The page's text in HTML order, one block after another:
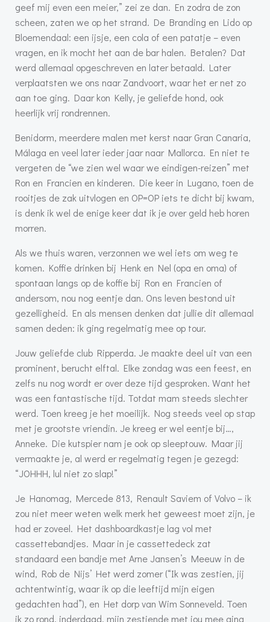
geef mij even een meier,” zei ze dan. En zodra de zon
scheen, zaten we op het strand. De Branding en Lido op
Bloemendaal: een ijsje, een cola of een patatje – even
vragen, en ik mocht het aan de bar halen. Betalen? Dat
werd allemaal opgeschreven en later betaald. Later
verplaatsten we ons naar Zandvoort, waar het er net zo
aan toe ging. Daar kon Kelly, je geliefde hond, ook
heerlijk vrij rondrennen.
Benidorm, meerdere malen met kerst naar Gran Canaria,
Málaga en veel later ieder jaar naar Mallorca. En niet te
vergeten de “we zien wel waar we eindigen-reizen” met
Ron en Francien en kinderen. Die keer in Lugano, toen de
rooitjes de zak uitvlogen en OP=OP iets te dicht bij kwam,
is denk ik wel de enige keer dat ik je over geld heb horen
morren.
Als we thuis waren, verzonnen we wel iets om weg te
komen. Koffie drinken bij Henk en Nel (opa en oma) of
spontaan langs op de koffie bij Ron en Francien of
andersom, nou nog eentje dan. Ons leven bestond uit
gezelligheid. En als mensen denken dat jullie dit allemaal
samen deden: ik ging regelmatig mee op tour.
Jouw geliefde club Ripperda. Je maakte deel uit van een
prominent, berucht elftal. Elke zondag was een feest, en
zelfs nu nog wordt er over deze tijd gesproken. Want het
was een fantastische tijd. Totdat mam steeds slechter
werd. Toen kreeg je het moeilijk. Nog steeds veel op stap
met je grootste vriendin. Je kreeg er wel eentje bij…,
Anneke. Die kutspier nam je ook op sleeptouw. Maar jij
vermaakte je, al werd er regelmatig tegen je gezegd:
“JOHHH, lul niet zo slap!”
Je Hanomag, Mercede 813, Renault Saviem of Volvo – ik
zou niet meer weten welk merk het geweest moet zijn, je
had er zoveel. Het dashboardkastje lag vol met
cassettebandjes. Maar in je cassettedeck zat
standaard een bandje met Arne Jansen’s Meeuw in de
wind, Rob de Nijs’ Het werd zomer (“Ik was zestien, jij
achtentwintig, waar ik op die leeftijd mijn eigen
gedachten had”), en Het dorp van Wim Sonneveld. Toen
ik zo rond, inderdaad, mijn zestiende met jou mee ging